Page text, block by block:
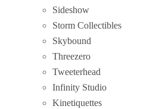
Sideshow
Storm Collectibles
Skybound
Threezero
Tweeterhead
Infinity Studio
Kinetiquettes